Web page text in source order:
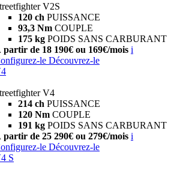
V2S
120 ch PUISSANCE
93,3 Nm COUPLE
175 kg POIDS SANS CARBURANT
partir de 18 190€ ou 169€/mois i
le Découvrez-le
V4
214 ch PUISSANCE
120 Nm COUPLE
191 kg POIDS SANS CARBURANT
partir de 25 290€ ou 279€/mois i
le Découvrez-le
S